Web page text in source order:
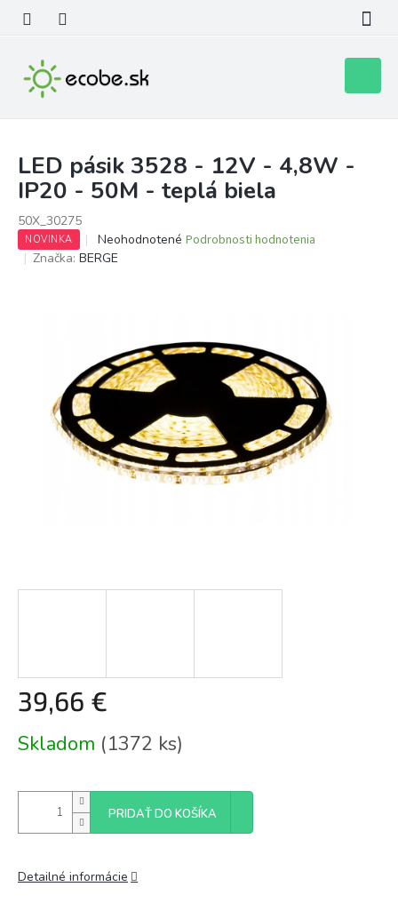
obsah
košík
LED pásik 3528 - 12V - 4,8W -
IP20 - 50M - teplá biela
50X_30275
NOVINKA
Priemerné
hodnotenie
hviezdičiek.
Neohodnotené Podrobnosti hodnotenia
Značka: BERGE
39,66 €
cena:
Skladom (1372 ks)
PRIDAŤ DO KOŠÍKA
Detailné informácie